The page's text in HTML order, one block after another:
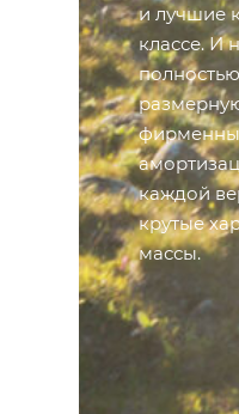
и лучшие
классе. И
каждой
крутые
массы.